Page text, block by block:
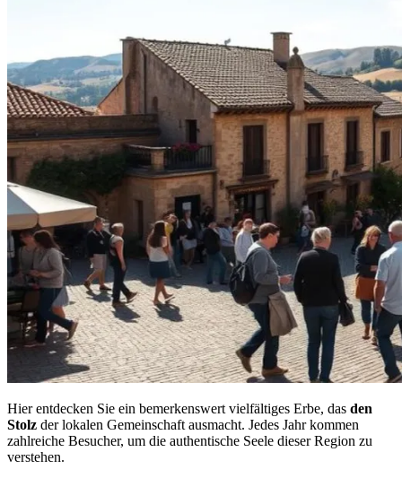
Hier entdecken Sie ein bemerkenswert vielfältiges Erbe, das den
Stolz der lokalen Gemeinschaft ausmacht. Jedes Jahr kommen
zahlreiche Besucher, um die authentische Seele dieser Region zu
verstehen.